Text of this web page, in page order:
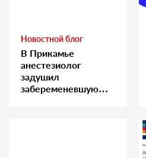
Новостной блог
В Прикамье
анестезиолог
задушил
забеременевшую